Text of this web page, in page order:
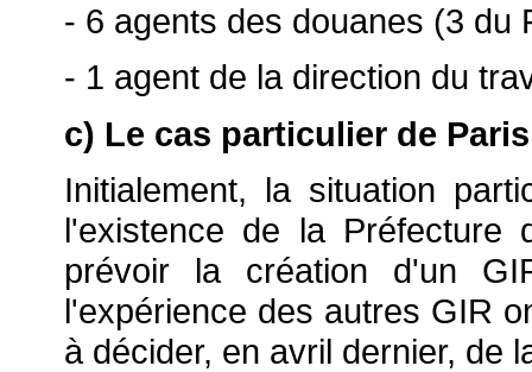
- 6 agents des douanes (3 du
- 1 agent de la direction du
c) Le cas particulier de Paris
Initialement, la situation
l'existence de la
prévoir la création d'un
l'expérience des autres GIR
à décider, en avril dernier, de